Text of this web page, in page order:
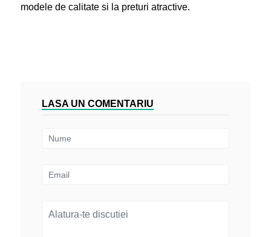
modele de calitate si la preturi atractive.
LASA UN COMENTARIU